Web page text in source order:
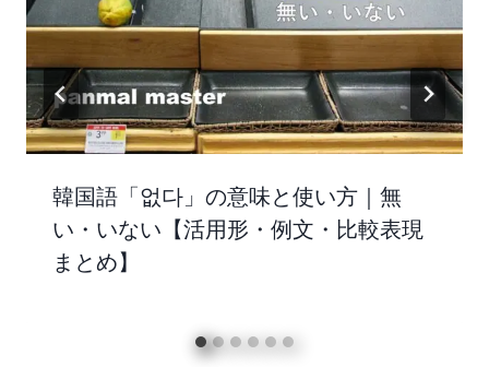
韓国語「없다」の意味と使い方｜無
い・いない【活用形・例文・比較表現
まとめ】